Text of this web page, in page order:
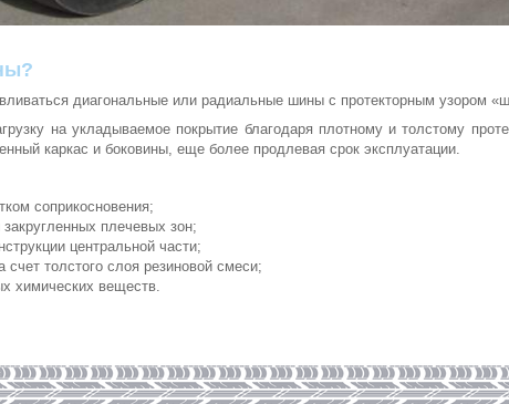
диагональные или радиальные шины с протекторным узором
на укладываемое покрытие благодаря плотному и толстому
каркас и боковины, еще более продлевая срок эксплуатации.
соприкосновения;
закругленных плечевых зон;
центральной части;
толстого слоя резиновой смеси;
химических веществ.